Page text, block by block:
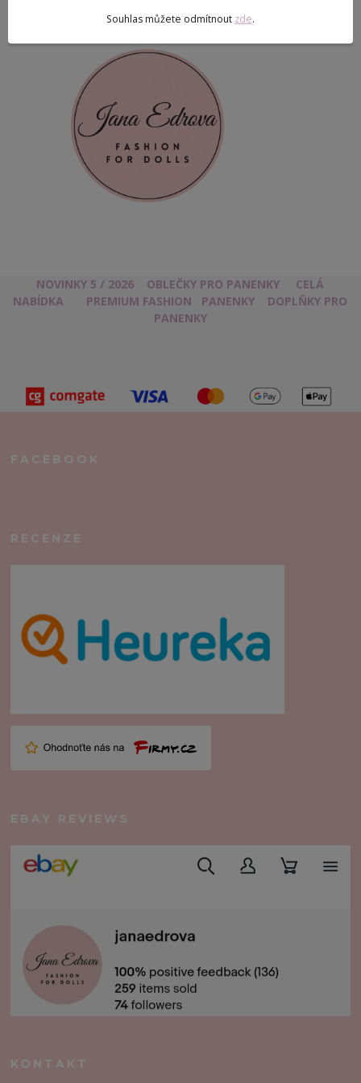
NOVINKY 5 / 2026 OBLEČKY PRO PANENKY
CELÁ
NABÍDKA
PREMIUM FASHION PANENKY
DOPLŇKY PRO
PANENKY
FACEBOOK
RECENZE
EBAY REVIEWS
KONTAKT
Souhlas můžete odmítnout zde.